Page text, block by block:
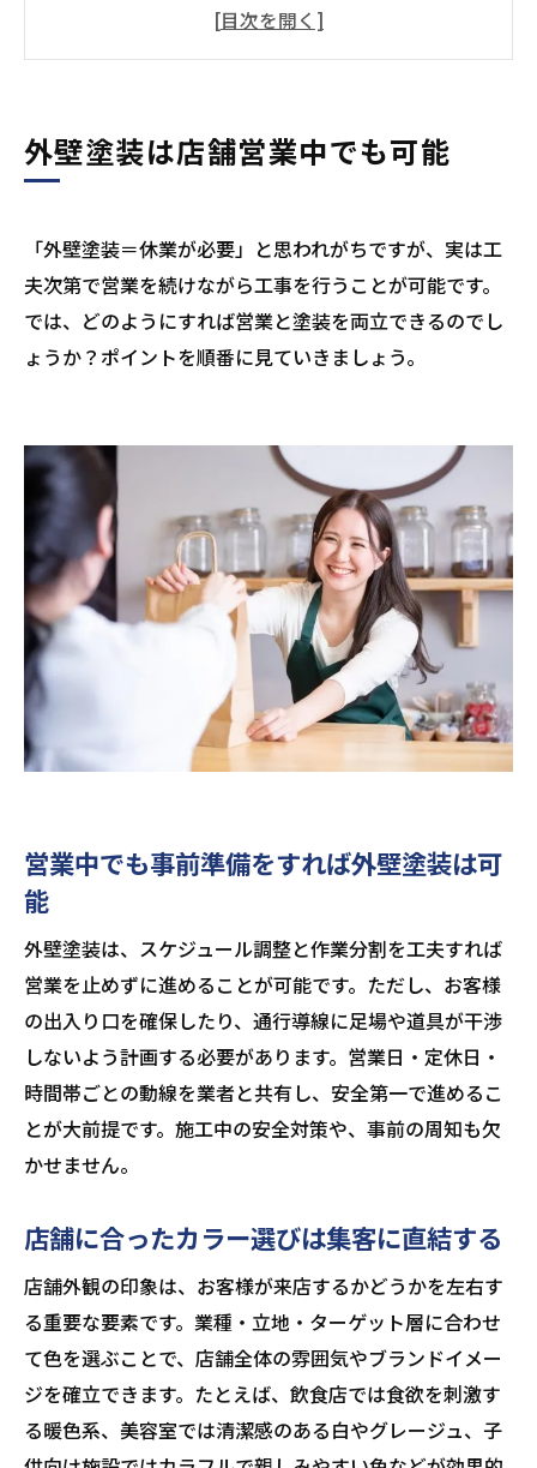
顧客・近隣への影響を最小限に抑える必要
ブランドイメージに直結する「顔」である
ため
営業時間との両立には柔軟な施工体制が求
められる
施工は「定休日」「営業時間外」を活用し
て計画的に
集客に効く戦略を意識する
塗装中の「案内掲示」や「SNS活用」で安
心感を与える
まとめ
外壁塗装は店舗営業中でも可能
「外壁塗装＝休業が必要」と思われがちですが、実は工
夫次第で営業を続けながら工事を行うことが可能です。
では、どのようにすれば営業と塗装を両立できるのでし
ょうか？ポイントを順番に見ていきましょう。
営業中でも事前準備をすれば外壁塗装は可
能
外壁塗装は、スケジュール調整と作業分割を工夫すれば
営業を止めずに進めることが可能です。ただし、お客様
の出入り口を確保したり、通行導線に足場や道具が干渉
しないよう計画する必要があります。営業日・定休日・
時間帯ごとの動線を業者と共有し、安全第一で進めるこ
とが大前提です。施工中の安全対策や、事前の周知も欠
かせません。
店舗に合ったカラー選びは集客に直結する
店舗外観の印象は、お客様が来店するかどうかを左右す
る重要な要素です。業種・立地・ターゲット層に合わせ
て色を選ぶことで、店舗全体の雰囲気やブランドイメー
ジを確立できます。たとえば、飲食店では食欲を刺激す
る暖色系、美容室では清潔感のある白やグレージュ、子